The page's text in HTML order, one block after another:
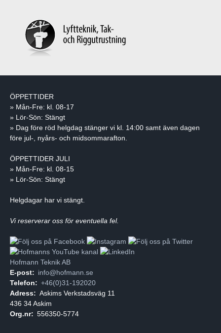
ÖPPETTIDER
» Mån-Fre: kl. 08-17
» Lör-Sön: Stängt
» Dag före röd helgdag stänger vi kl. 14:00 samt även dagen
före jul-, nyårs- och midsommarafton.
ÖPPETTIDER JULI
» Mån-Fre: kl. 08-15
» Lör-Sön: Stängt
Helgdagar har vi stängt.
Vi reserverar oss för eventuella fel.
Hofmann Teknik AB
E-post: info@hofmann.se
Telefon: +46(0)31-192020
Adress: Askims Verkstadsväg 11
436 34 Askim
Org.nr: 556350-5774